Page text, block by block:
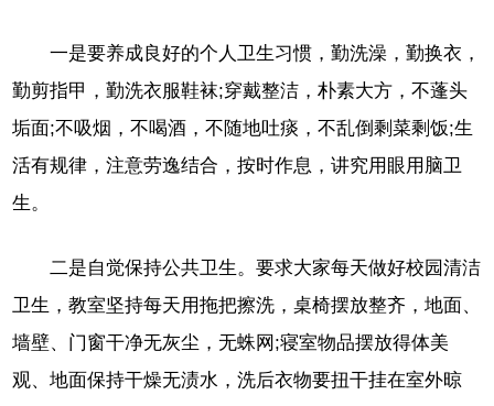
一是要养成良好的个人卫生习惯，勤洗澡，勤换衣，
勤剪指甲，勤洗衣服鞋袜;穿戴整洁，朴素大方，不蓬头
垢面;不吸烟，不喝酒，不随地吐痰，不乱倒剩菜剩饭;生
活有规律，注意劳逸结合，按时作息，讲究用眼用脑卫
生。
二是自觉保持公共卫生。要求大家每天做好校园清洁
卫生，教室坚持每天用拖把擦洗，桌椅摆放整齐，地面、
墙壁、门窗干净无灰尘，无蛛网;寝室物品摆放得体美
观、地面保持干燥无渍水，洗后衣物要扭干挂在室外晾